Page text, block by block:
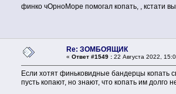
финко чОрноМоре помогал копать, , кстати
Re: ЗОМБОЯЩИК
« Ответ #1549 : 22 Августа 2022,
Если хотят финьковидные бандерцы
пусть копают, но знают, что копать им долго